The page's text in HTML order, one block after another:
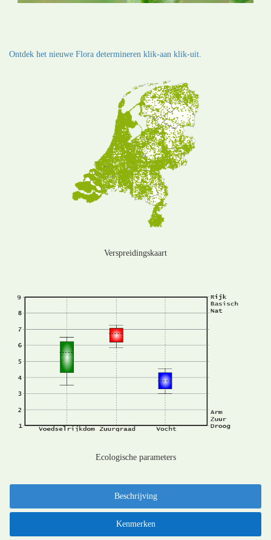
Ontdek het nieuwe Flora determineren klik-aan klik-uit.
Verspreidingskaart
Ecologische parameters
Beschrijving
Kenmerken